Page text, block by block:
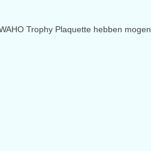
Trophy Plaquette hebben mogen